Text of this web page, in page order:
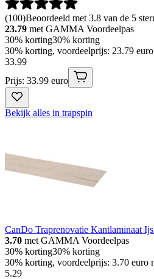
(100)Beoordeeld met 3.8 van de 5
23.79 met GAMMA Voordeelpas
30% korting30% korting
30% korting, voordeelprijs: 23.79
33.99
Prijs: 33.99 euro
Bekijk alles in trapspin
CanDo Traprenovatie Kantlaminaat
3.70 met GAMMA Voordeelpas
30% korting30% korting
30% korting, voordeelprijs: 3.70 euro
5.29